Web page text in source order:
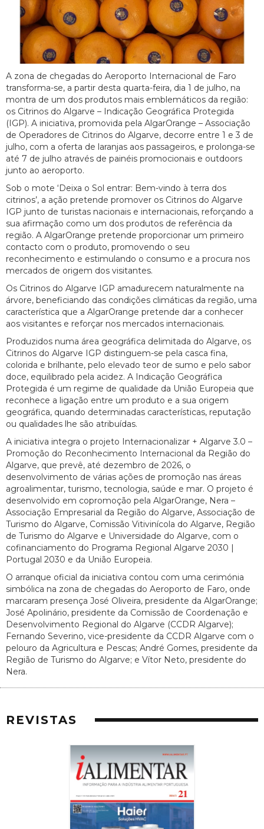
A zona de chegadas do Aeroporto Internacional de Faro
transforma-se, a partir desta quarta-feira, dia 1 de julho, na
montra de um dos produtos mais emblemáticos da região:
os Citrinos do Algarve – Indicação Geográfica Protegida
(IGP). A iniciativa, promovida pela AlgarOrange – Associação
de Operadores de Citrinos do Algarve, decorre entre 1 e 3 de
julho, com a oferta de laranjas aos passageiros, e prolonga-se
até 7 de julho através de painéis promocionais e outdoors
junto ao aeroporto.
Sob o mote ‘Deixa o Sol entrar: Bem-vindo à terra dos
citrinos’, a ação pretende promover os Citrinos do Algarve
IGP junto de turistas nacionais e internacionais, reforçando a
sua afirmação como um dos produtos de referência da
região. A AlgarOrange pretende proporcionar um primeiro
contacto com o produto, promovendo o seu
reconhecimento e estimulando o consumo e a procura nos
mercados de origem dos visitantes.
Os Citrinos do Algarve IGP amadurecem naturalmente na
árvore, beneficiando das condições climáticas da região, uma
característica que a AlgarOrange pretende dar a conhecer
aos visitantes e reforçar nos mercados internacionais.
Produzidos numa área geográfica delimitada do Algarve, os
Citrinos do Algarve IGP distinguem-se pela casca fina,
colorida e brilhante, pelo elevado teor de sumo e pelo sabor
doce, equilibrado pela acidez. A Indicação Geográfica
Protegida é um regime de qualidade da União Europeia que
reconhece a ligação entre um produto e a sua origem
geográfica, quando determinadas características, reputação
ou qualidades lhe são atribuídas.
A iniciativa integra o projeto Internacionalizar + Algarve 3.0 –
Promoção do Reconhecimento Internacional da Região do
Algarve, que prevê, até dezembro de 2026, o
desenvolvimento de várias ações de promoção nas áreas
agroalimentar, turismo, tecnologia, saúde e mar. O projeto é
desenvolvido em copromoção pela AlgarOrange, Nera –
Associação Empresarial da Região do Algarve, Associação de
Turismo do Algarve, Comissão Vitivinícola do Algarve, Região
de Turismo do Algarve e Universidade do Algarve, com o
cofinanciamento do Programa Regional Algarve 2030 |
Portugal 2030 e da União Europeia.
O arranque oficial da iniciativa contou com uma cerimónia
simbólica na zona de chegadas do Aeroporto de Faro, onde
marcaram presença José Oliveira, presidente da AlgarOrange;
José Apolinário, presidente da Comissão de Coordenação e
Desenvolvimento Regional do Algarve (CCDR Algarve);
Fernando Severino, vice-presidente da CCDR Algarve com o
pelouro da Agricultura e Pescas; André Gomes, presidente da
Região de Turismo do Algarve; e Vítor Neto, presidente do
Nera.
REVISTAS